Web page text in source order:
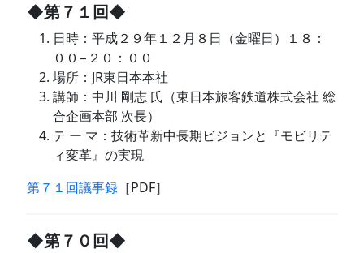
◆第７１回◆
日時：平成２９年１２月８日（金曜日）１８：
００−２０：００
場所：JR東日本本社
講師：中川 剛志 氏（東日本旅客鉄道株式会社 総
合企画本部 次長）
テ ー マ：技術革新中長期ビジョンと『モビリテ
ィ変革』の実現
第７１回議事録 ［PDF］
◆第７０回◆